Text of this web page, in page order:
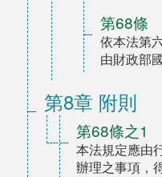
第68條
依本法第
由財政部
第8章 附則
第68條之1
本法規定應由
辦理之事項，